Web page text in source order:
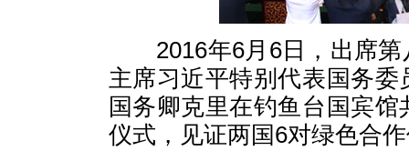
2016年6月6日，出席第
主席习近平特别代表国务
国务卿克里在钓鱼台国宾
仪式，见证两国6对绿色合